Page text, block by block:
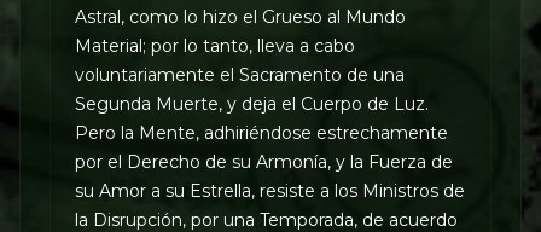
Astral, como lo hizo el Grueso al Mundo
Material; por lo tanto, lleva a cabo
voluntariamente el Sacramento de una
Segunda Muerte, y deja el Cuerpo de Luz.
Pero la Mente, adhiriéndose estrechamente
por el Derecho de su Armonía, y la Fuerza de
su Amor a su Estrella, resiste a los Ministros de
la Disrupción, por una Temporada, de acuerdo